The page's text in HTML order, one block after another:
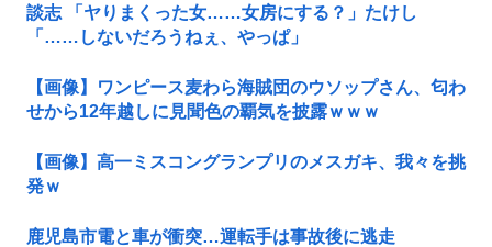
談志 「ヤりまくった女……女房にする？」たけし
「……しないだろうねぇ、やっぱ」
【画像】ワンピース麦わら海賊団のウソップさん、匂わ
せから12年越しに見聞色の覇気を披露ｗｗｗ
【画像】高一ミスコングランプリのメスガキ、我々を挑
発ｗ
鹿児島市電と車が衝突…運転手は事故後に逃走